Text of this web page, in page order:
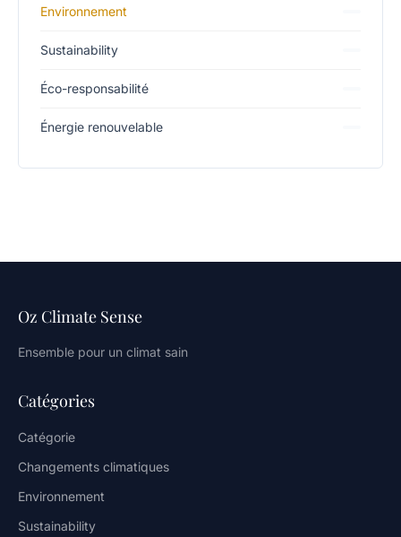
Environnement
Sustainability
Éco-responsabilité
Énergie renouvelable
Oz Climate Sense
Ensemble pour un climat sain
Catégories
Catégorie
Changements climatiques
Environnement
Sustainability